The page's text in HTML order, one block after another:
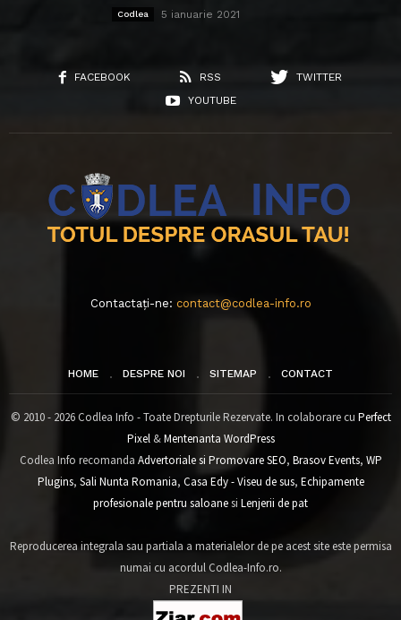
Codlea 5 ianuarie 2021
FACEBOOK RSS
TWITTER
YOUTUBE
Contactați-ne: contact@codlea-info.ro
HOME DESPRE NOI SITEMAP CONTACT
© 2010 - 2026 Codlea Info - Toate Drepturile Rezervate. In colaborare cu Perfect
Pixel&Mentenanta WordPress
Codlea Info recomanda Advertoriale si Promovare SEO, Brasov Events, WP
Plugins, Sali Nunta Romania, Casa Edy - Viseu de sus, Echipamente
profesionale pentru saloanesi Lenjerii de pat
Reproducerea integrala sau partiala a materialelor de pe acest site este permisa
numai cu acordul Codlea-Info.ro.
PREZENTI IN